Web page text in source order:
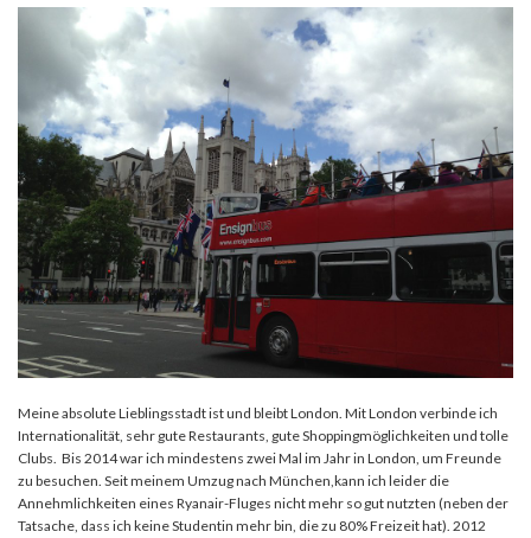
Meine absolute Lieblingsstadt ist und bleibt London. Mit London verbinde ich
Internationalität, sehr gute Restaurants, gute Shoppingmöglichkeiten und tolle
Clubs. Bis 2014 war ich mindestens zwei Mal im Jahr in London, um Freunde
zu besuchen. Seit meinem Umzug nach München,kann ich leider die
Annehmlichkeiten eines Ryanair-Fluges nicht mehr so gut nutzten (neben der
Tatsache, dass ich keine Studentin mehr bin, die zu 80% Freizeit hat). 2012